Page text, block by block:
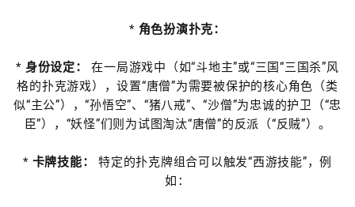
* 角色扮演扑克：
* 身份设定：
在一局游戏中（如“斗地主”或“三国“三国杀”风
格的扑克游戏），设置“唐僧”为需要被保护的核心角色（类
似“主公”），“孙悟空”、“猪八戒”、“沙僧”为忠诚的护卫（“忠
臣”），“妖怪”们则为试图淘汰“唐僧”的反派（“反贼”）。
* 卡牌技能：
特定的扑克牌组合可以触发“西游技能”，例
如：